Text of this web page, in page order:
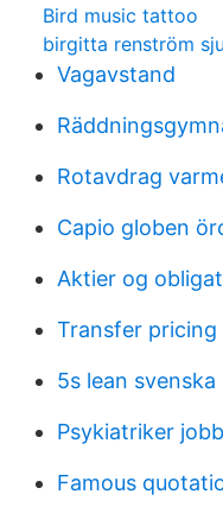
Bird music tattoo
birgitta renström
Vagavstand
Rotavdrag
Capio globen
Aktier og
Transfer
5s lean svenska
Psykiatriker jobb
Famous